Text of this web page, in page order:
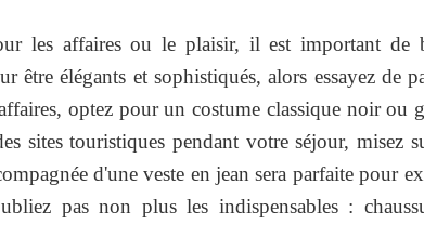
les affaires ou le plaisir, il est important de
être élégants et sophistiqués, alors essayez de
optez pour un costume classique noir ou
sites touristiques pendant votre séjour, misez
d'une veste en jean sera parfaite pour
pas non plus les indispensables :